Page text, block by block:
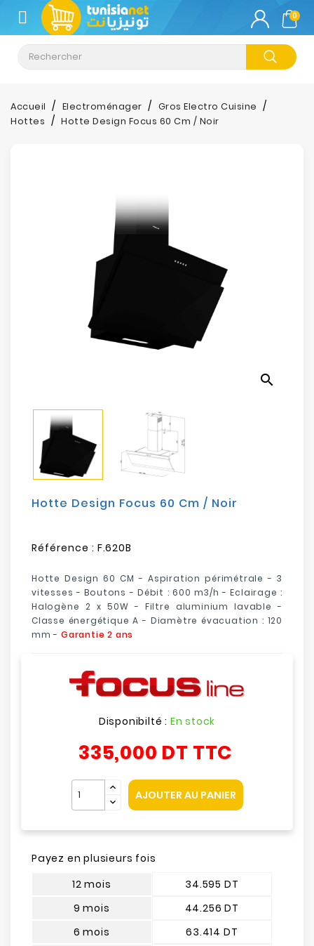
CATÉGORIE
Climatisation
Informatique
Electroménager
Sécurité
Mobilités
0
Accueil Electroménager
Gros Electro Cuisine
Hottes
Hotte Design Focus 60 Cm / Noir
search
Hotte Design Focus 60 Cm / Noir
Référence : F.620B
Hotte Design 60 CM - Aspiration périmétrale - 3
vitesses - Boutons - Débit : 600 m3/h - Eclairage :
Halogène 2 x 50W - Filtre aluminium lavable -
Classe énergétique A - Diamètre évacuation : 120
mm - Garantie 2 ans
Disponibilté : En stock
335,000 DT TTC
AJOUTER AU PANIER
Payez en plusieurs fois
12 mois
9 mois
6 mois
34.595 DT
44.256 DT
63.414 DT